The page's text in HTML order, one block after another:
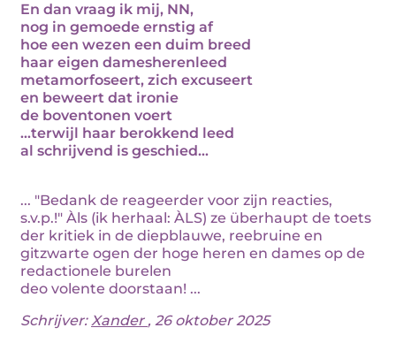
En dan vraag ik mij, NN,
nog in gemoede ernstig af
hoe een wezen een duim breed
haar eigen damesherenleed
metamorfoseert, zich excuseert
en beweert dat ironie
de boventonen voert
...terwijl haar berokkend leed
al schrijvend is geschied...
... "Bedank de reageerder voor zijn reacties,
s.v.p.!" Àls (ik herhaal: ÀLS) ze überhaupt de toets
der kritiek in de diepblauwe, reebruine en
gitzwarte ogen der hoge heren en dames op de
redactionele burelen
deo volente doorstaan! ...
Schrijver:Xander , 26 oktober 2025